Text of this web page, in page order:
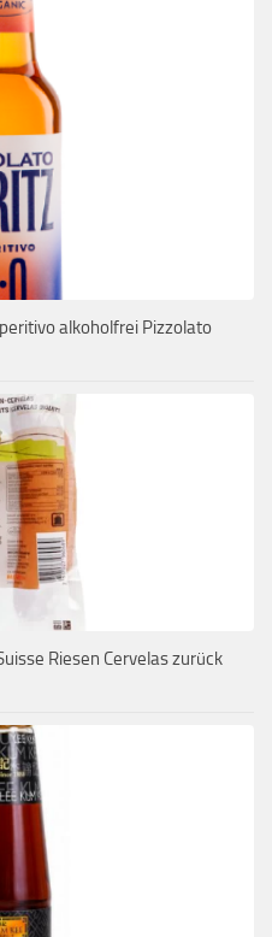
alkoholfrei Pizzolato
Riesen Cervelas zurück